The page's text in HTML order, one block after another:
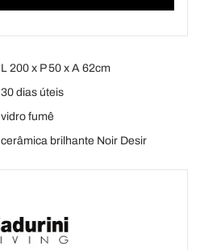
L 200 x P 50 x A 62cm
30 dias úteis
vidro fumê
cerâmica brilhante Noir Desir